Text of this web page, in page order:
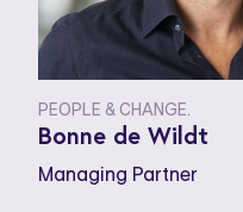
PEOPLE & CHANGE.
Bonne de Wildt
Managing Partner